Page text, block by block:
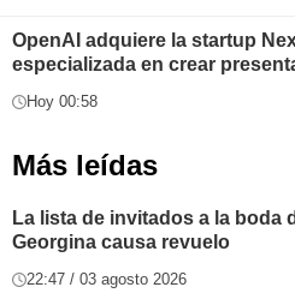
OpenAI adquiere la startup
especializada en crear
Hoy 00:58
Más leídas
La lista de invitados a la boda
Georgina causa revuelo
22:47 / 03 agosto 2026